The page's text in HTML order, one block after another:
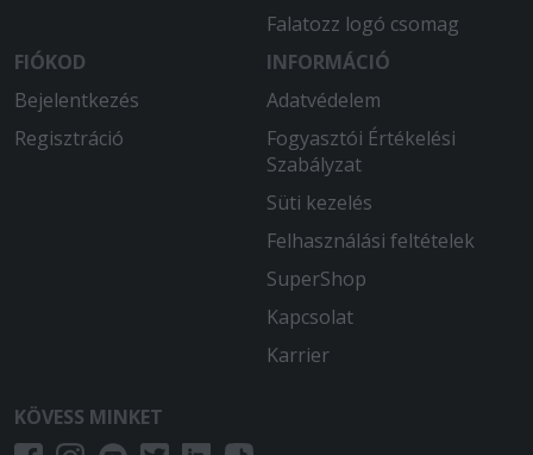
Falatozz logó csomag
FIÓKOD
Bejelentkezés
Regisztráció
INFORMÁCIÓ
Adatvédelem
Fogyasztói Értékelési
Szabályzat
Süti kezelés
Felhasználási feltételek
SuperShop
Kapcsolat
Karrier
KÖVESS MINKET